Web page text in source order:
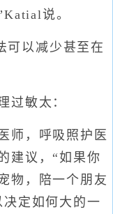
说。
以减少甚至在
敏太：
，呼吸照护医
建议，“如果你
物，陪一个朋友
定如何大的一